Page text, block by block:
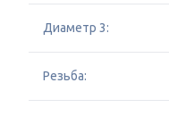
Диаметр 3:
Резьба: